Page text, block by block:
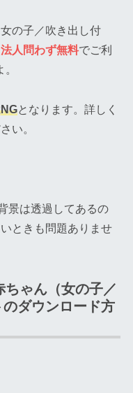
の子／吹き出し付
人問わず無料でご利
となります。詳しく
い。
景は透過してあるの
ときも問題ありませ
ゃん（女の子／
ダウンロード方